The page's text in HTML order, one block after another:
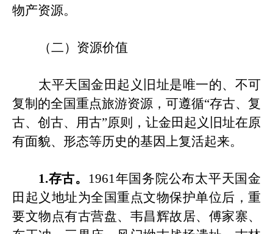
物产资源。
（二）资源价值
太平天国金田起义 旧 址是唯一的、不可
复制的全国重点旅游资源，可遵循“存古、复
古、创古、用古”原则，让金田 起义旧址在原
有面貌、形态等历史的基因上复活起来。
1.存古。 1961年国务院公布太平天国金
田起义地址为全国重点文物保护单位后，重
要文物点有古营盘、韦昌辉故居、傅家寨、